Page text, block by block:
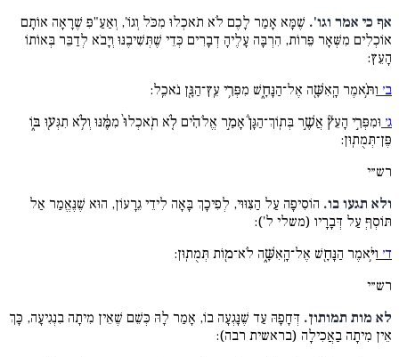
אף כי אמר וגו'. שֶׁמָּא אָמַר לָכֶם לֹא תֹאכְלוּ מִכֹּל וְגוֹ', וְאַעַ"פִּ שֶׁרָאָה אוֹתָם
אוֹכְלִים מִשְּׁאָר פֵּרוֹת, הִרְבָּה עָלֶיהָ דְבָרִים כְּדֵי שֶׁתְּשִׁיבֶנּוּ וְיָבֹא לְדַבֵּר בְּאוֹתוֹ
הָעֵץ:
ב׳ וַתֹּ֥אמֶר הָֽאִשָּׁ֖ה אֶל־הַנָּחָ֑שׁ מִפְּרִ֥י עֵֽץ־הַגָּ֖ן נֹאכֵֽל:
ג׳ וּמִפְּרִ֣י הָעֵץ֘ אֲשֶׁ֣ר בְּתֽוֹךְ־הַגָּן֒ אָמַ֣ר אֱלֹהִ֗ים לֹ֤א תֹֽאכְלוּ֙ מִמֶּ֔נּוּ וְלֹ֥א תִגְּע֖וּ בּ֑וֹ
פֶּן־תְּמֻתֽוּן:
רש״י
ולא תגעו בו. הוֹסִיפָה עַל הַצִּוּוּי, לְפִיכָךְ בָּאָה לִידֵי גֵרָעוֹן, הוּא שֶׁנֶּאֱמַר אַל
תּוֹסְףְּ עַל דְּבָרָיו (משלי ל'):
ד׳ וַיֹּ֥אמֶר הַנָּחָ֖שׁ אֶל־הָֽאִשָּׁ֑ה לֹא־מ֖וֹת תְּמֻתֽוּן:
רש״י
לא מות תמותון. דְּחָפָהּ עַד שֶׁנָּגְעָה בוֹ, אָמַר לָהּ כְּשֵׁם שֶׁאֵין מִיתָה בִנְגִיעָה, כָּךְ
אֵין מִיתָה בַאֲכִילָה (בראשית רבה):